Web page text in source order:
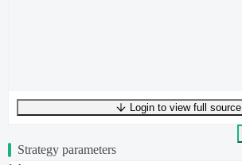
UTF-8296 bytes47 words0 linesLn 1,Col 0
Login to view full source
Strategy parameters